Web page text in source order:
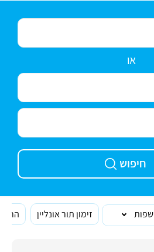
או
חיפוש
שפות זימון תור אונליין